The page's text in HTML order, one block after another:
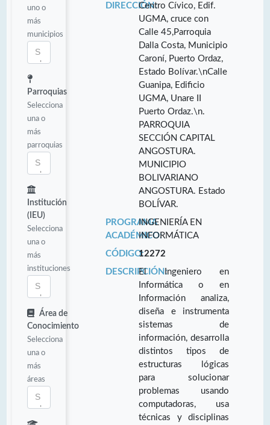
uno o
más
municipios
Parroquias
Selecciona
una o
más
parroquias
Institución
(IEU)
Selecciona
una o
más
instituciones
Área de
Conocimiento
Selecciona
una o
más
áreas
DIRECCIÓN:Centro Cívico, Edif.
UGMA, cruce con
Calle 45,Parroquia
Dalla Costa, Municipio
Caroní, Puerto Ordaz,
Estado Bolívar.\nCalle
Guanipa, Edificio
UGMA, Unare II
Puerto Ordaz.\n.
PARROQUIA
SECCIÓN CAPITAL
ANGOSTURA.
MUNICIPIO
BOLIVARIANO
ANGOSTURA. Estado
BOLÍVAR.
PROGRAMA
ACADÉMICO:
INGENIERÍA EN
INFORMÁTICA
CÓDIGO:12272
DESCRIPCIÓN:El Ingeniero en
Informática o en
Información analiza,
diseña e instrumenta
sistemas de
información, desarrolla
distintos tipos de
estructuras lógicas
para solucionar
problemas usando
computadoras, usa
técnicas y disciplinas